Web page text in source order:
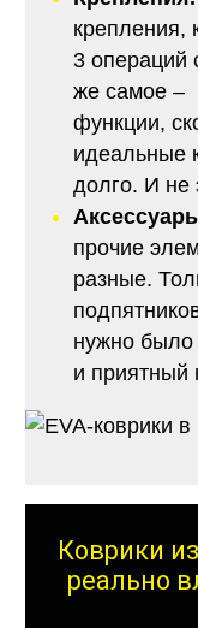
крепления,
3 операций
же самое –
функции,
идеальные
долго. И не
прочие
разные.
нужно было
и приятный
Коврики
реально